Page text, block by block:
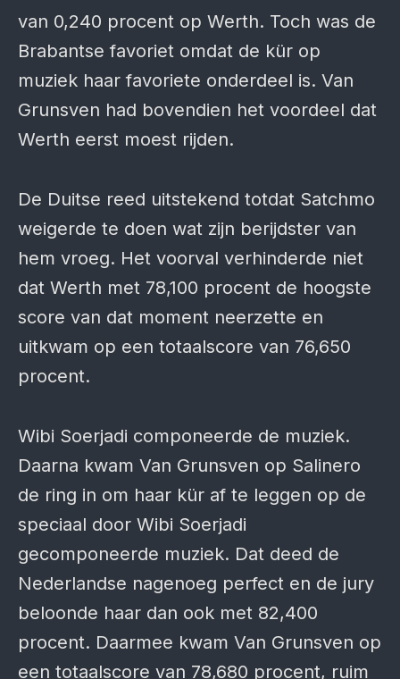
van 0,240 procent op Werth. Toch was de
Brabantse favoriet omdat de kür op
muziek haar favoriete onderdeel is. Van
Grunsven had bovendien het voordeel dat
Werth eerst moest rijden.
De Duitse reed uitstekend totdat Satchmo
weigerde te doen wat zijn berijdster van
hem vroeg. Het voorval verhinderde niet
dat Werth met 78,100 procent de hoogste
score van dat moment neerzette en
uitkwam op een totaalscore van 76,650
procent.
Wibi Soerjadi componeerde de muziek.
Daarna kwam Van Grunsven op Salinero
de ring in om haar kür af te leggen op de
speciaal door Wibi Soerjadi
gecomponeerde muziek. Dat deed de
Nederlandse nagenoeg perfect en de jury
beloonde haar dan ook met 82,400
procent. Daarmee kwam Van Grunsven op
een totaalscore van 78,680 procent, ruim